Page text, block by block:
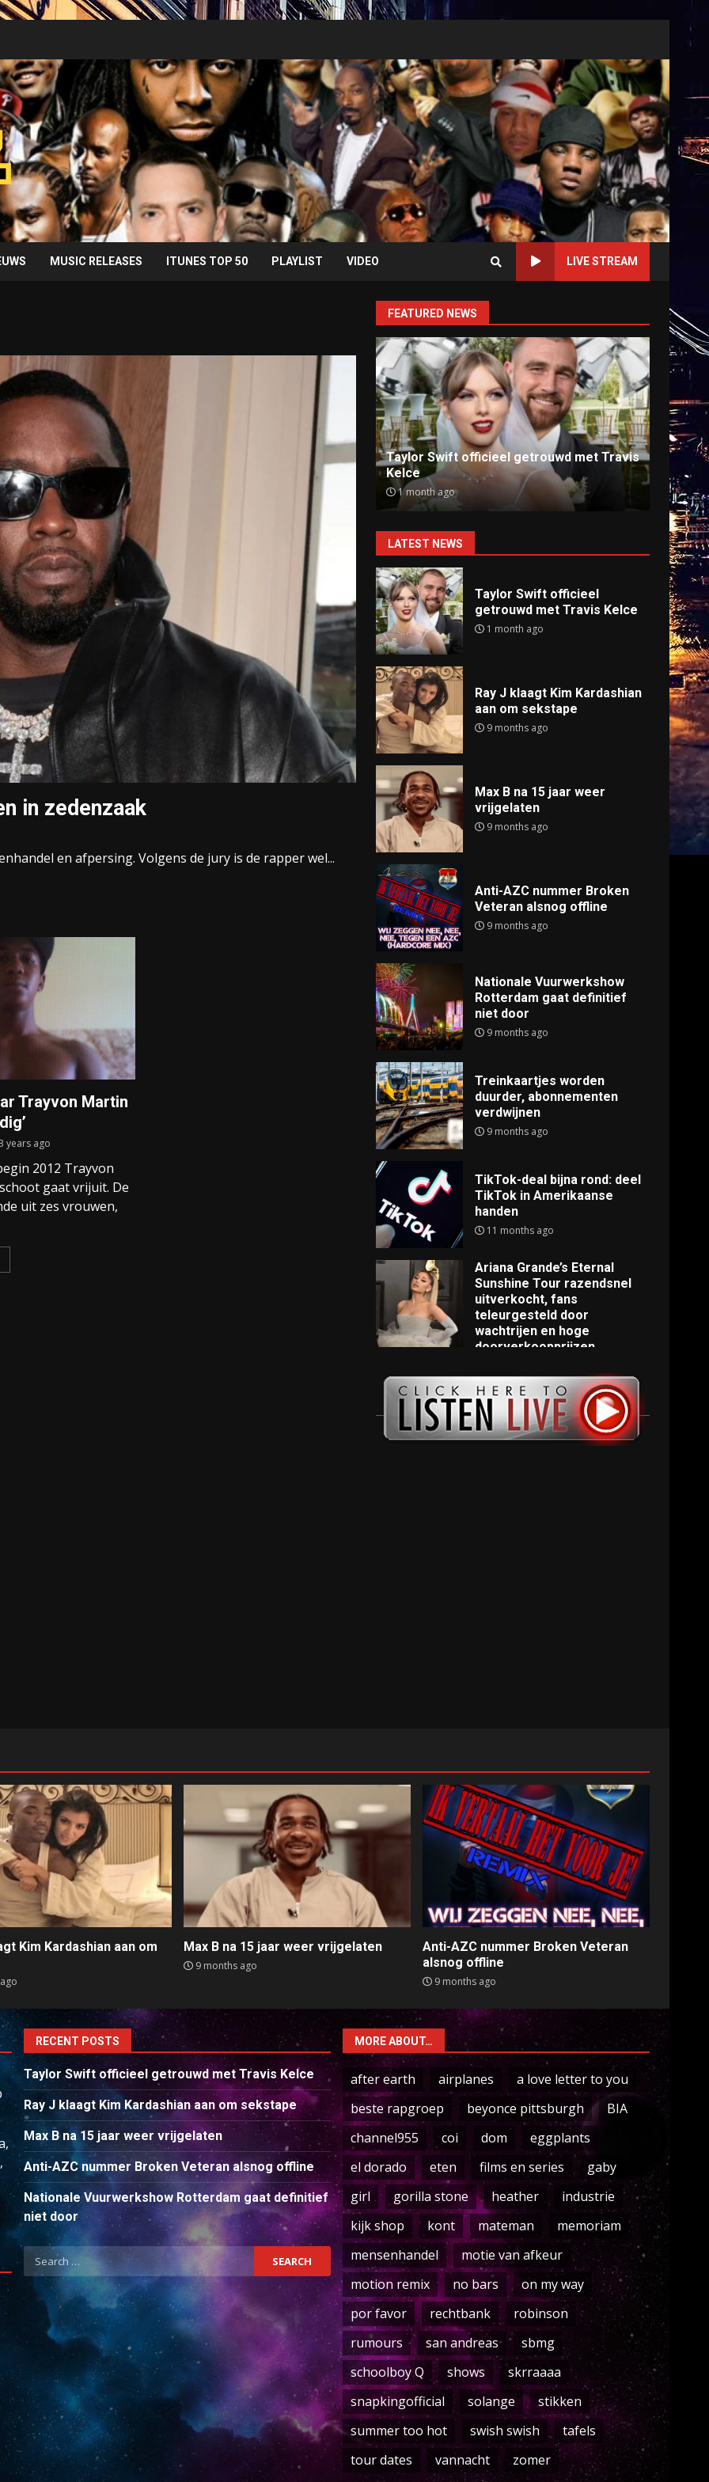
MUSIC RELEASES ITUNES TOP 50 PLAYLIST VIDEO LIVE STREAM
in zedenzaak
en afpersing. Volgens de jury is de rapper wel...
Trayvon Martin
years ago
2012 Trayvon
gaat vrijuit. De
uit zes vrouwen,
FEATURED NEWS
Taylor Swift officieel getrouwd met Travis
Kelce
1 month ago
Ray J klaagt Kim Kardashian aan om
sekstape
9 months ago
Anti-
9
LATEST NEWS
Taylor Swift officieel
getrouwd met Travis Kelce
1 month ago
Ray J klaagt Kim Kardashian
aan om sekstape
9 months ago
Max B na 15 jaar weer
vrijgelaten
9 months ago
Anti-AZC nummer Broken
Veteran alsnog offline
9 months ago
Nationale Vuurwerkshow
Rotterdam gaat definitief
niet door
9 months ago
Treinkaartjes worden
duurder, abonnementen
verdwijnen
9 months ago
TikTok-deal bijna rond: deel
TikTok in Amerikaanse
handen
11 months ago
Ariana Grande’s Eternal
Sunshine Tour razendsnel
uitverkocht, fans
teleurgesteld door
wachtrijen en hoge
doorverkoopprijzen
Kim Kardashian aan om
Max B na 15 jaar weer vrijgelaten
9 months ago
Anti-AZC nummer Broken Veteran
alsnog offline
9 months ago
RECENT POSTS
Taylor Swift officieel getrouwd met Travis Kelce
Ray J klaagt Kim Kardashian aan om sekstape
Max B na 15 jaar weer vrijgelaten
Anti-AZC nummer Broken Veteran alsnog offline
Nationale Vuurwerkshow Rotterdam gaat definitief
niet door
Search
for:
MORE ABOUT…
after earth airplanes
a love letter to you
beste rapgroep
beyonce pittsburgh
BIA
channel955
coi dom
eggplants
el dorado
eten films en series
gaby
girl
gorilla stone heather
industrie
kijk shop
kont mateman
memoriam
mensenhandel
motie van afkeur
motion remix
no bars
on my way
por favor
rechtbank
robinson
rumours
san andreas
sbmg
schoolboy Q
shows
skrraaaa
snapkingofficial
solange
stikken
summer too hot
swish swish
tafels
tour dates
vannacht zomer